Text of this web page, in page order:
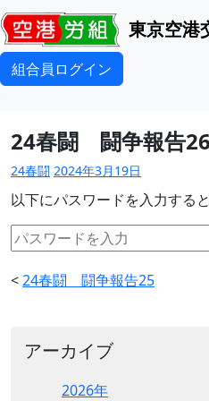
東京空港
組合員ログイン
アーカイブ
2026年
24春闘 闘争報告26
24春闘 2024年3月19日
以下にパスワードを入力する
<24春闘 闘争報告25